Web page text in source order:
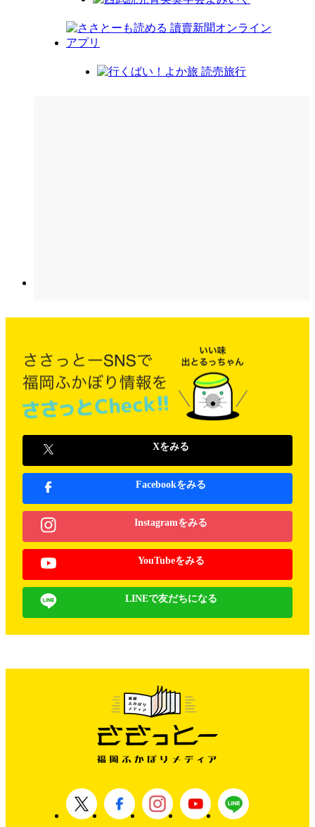
Xをみる
Facebookをみる
Instagramをみる
YouTubeをみる
LINEで友だちになる